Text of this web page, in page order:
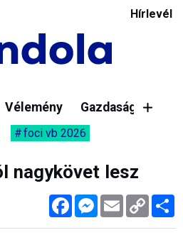
Hírlevél
Vélemény Gazdaság
foci vb 2026
nagykövet lesz
FacebookMessenger
Email Copy
Link